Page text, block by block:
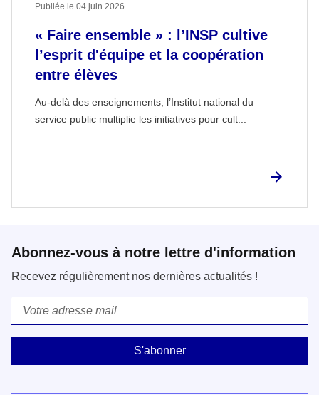
« Faire ensemble » : l’INSP cultive
l’esprit d'équipe et la coopération
entre élèves
Au-delà des enseignements, l’Institut national du
service public multiplie les initiatives pour cult...
Publiée le 04 juin 2026
Abonnez-vous à notre lettre d'information
Recevez régulièrement nos dernières actualités !
Courriel